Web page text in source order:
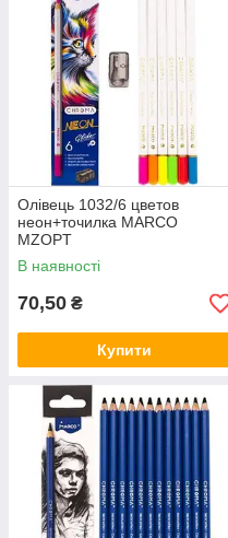
Олівець 1032/6 цветов
неон+точилка MARCO
MZOPT
В наявності
70,50 ₴
Купити